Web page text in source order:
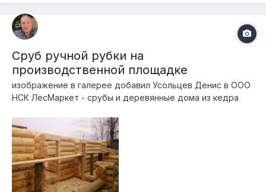
Сруб ручной рубки на
производственной площадке
изображение в галерее добавил Усольцев Денис в ООО
НСК ЛесМаркет - срубы и деревянные дома из кедра